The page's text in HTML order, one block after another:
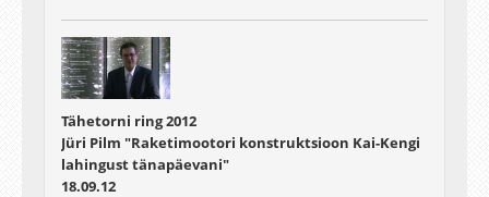
Tähetorni ring 2012
Jüri Pilm "Raketimootori konstruktsioon Kai-Kengi
lahingust tänapäevani"
18.09.12